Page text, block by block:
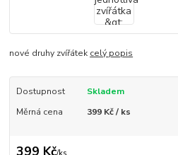
nové druhy zvířátek celý popis
Dostupnost
Skladem
Měrná cena
399 Kč / ks
399 Kč